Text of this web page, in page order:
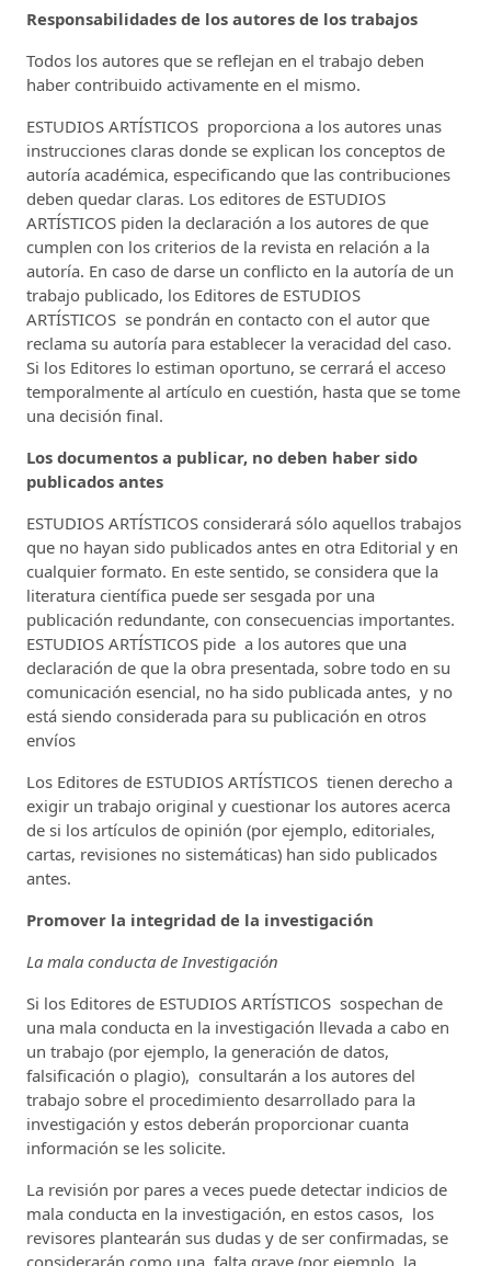
Responsabilidades de los autores de los trabajos
Todos los autores que se reflejan en el trabajo deben
haber contribuido activamente en el mismo.
ESTUDIOS ARTÍSTICOS proporciona a los autores unas
instrucciones claras donde se explican los conceptos de
autoría académica, especificando que las contribuciones
deben quedar claras. Los editores de ESTUDIOS
ARTÍSTICOS piden la declaración a los autores de que
cumplen con los criterios de la revista en relación a la
autoría. En caso de darse un conflicto en la autoría de un
trabajo publicado, los Editores de ESTUDIOS
ARTÍSTICOS se pondrán en contacto con el autor que
reclama su autoría para establecer la veracidad del caso.
Si los Editores lo estiman oportuno, se cerrará el acceso
temporalmente al artículo en cuestión, hasta que se tome
una decisión final.
Los documentos a publicar, no deben haber sido
publicados antes
ESTUDIOS ARTÍSTICOS considerará sólo aquellos trabajos
que no hayan sido publicados antes en otra Editorial y en
cualquier formato. En este sentido, se considera que la
literatura científica puede ser sesgada por una
publicación redundante, con consecuencias importantes.
ESTUDIOS ARTÍSTICOS pide a los autores que una
declaración de que la obra presentada, sobre todo en su
comunicación esencial, no ha sido publicada antes, y no
está siendo considerada para su publicación en otros
envíos
Los Editores de ESTUDIOS ARTÍSTICOS tienen derecho a
exigir un trabajo original y cuestionar los autores acerca
de si los artículos de opinión (por ejemplo, editoriales,
cartas, revisiones no sistemáticas) han sido publicados
antes.
Promover la integridad de la investigación
La mala conducta de Investigación
Si los Editores de ESTUDIOS ARTÍSTICOS sospechan de
una mala conducta en la investigación llevada a cabo en
un trabajo (por ejemplo, la generación de datos,
falsificación o plagio), consultarán a los autores del
trabajo sobre el procedimiento desarrollado para la
investigación y estos deberán proporcionar cuanta
información se les solicite.
La revisión por pares a veces puede detectar indicios de
mala conducta en la investigación, en estos casos, los
revisores plantearán sus dudas y de ser confirmadas, se